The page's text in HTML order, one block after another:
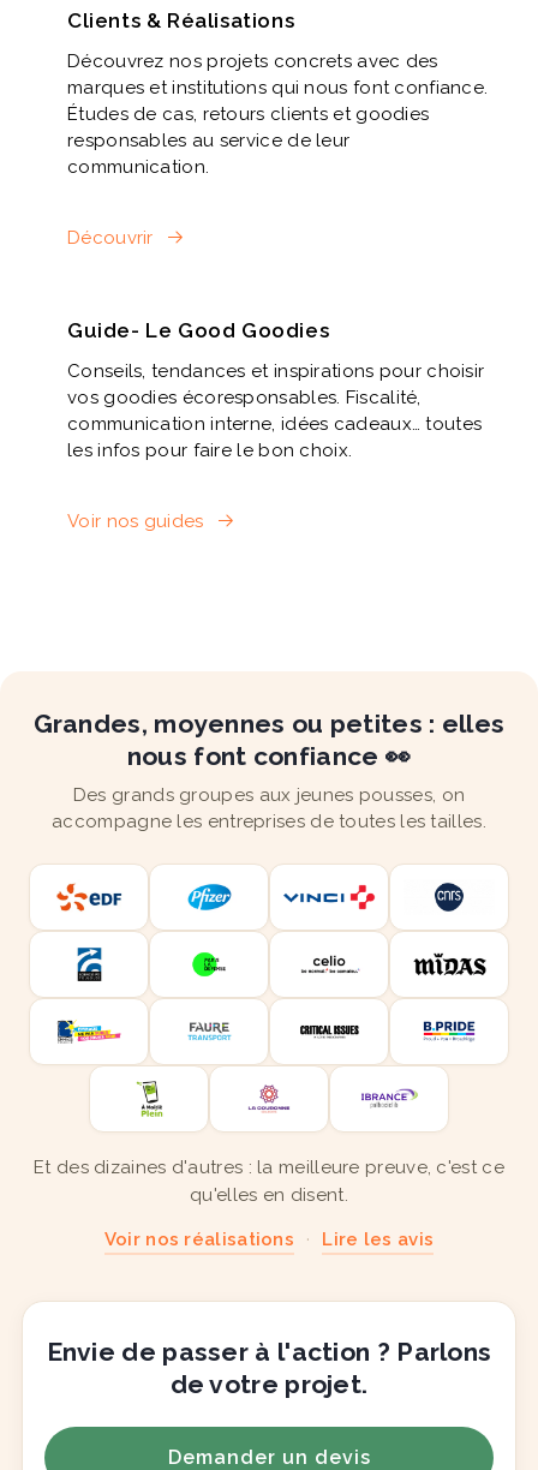
Clients & Réalisations
Découvrez nos projets concrets avec des
marques et institutions qui nous font confiance.
Études de cas, retours clients et goodies
responsables au service de leur
communication.
Découvrir
Guide- Le Good Goodies
Conseils, tendances et inspirations pour choisir
vos goodies écoresponsables. Fiscalité,
communication interne, idées cadeaux… toutes
les infos pour faire le bon choix.
Voir nos guides
Grandes, moyennes ou petites : elles
nous font confiance 👀
Des grands groupes aux jeunes pousses, on
accompagne les entreprises de toutes les tailles.
Et des dizaines d'autres : la meilleure preuve, c'est ce
qu'elles en disent.
Voir nos réalisations · Lire les avis
Envie de passer à l'action ? Parlons
de votre projet.
Demander un devis